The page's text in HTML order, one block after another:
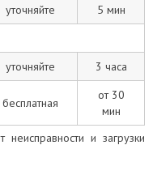
уточняйте 5 мин
уточняйте 3 часа
бесплатная
от 30
мин
и загрузки